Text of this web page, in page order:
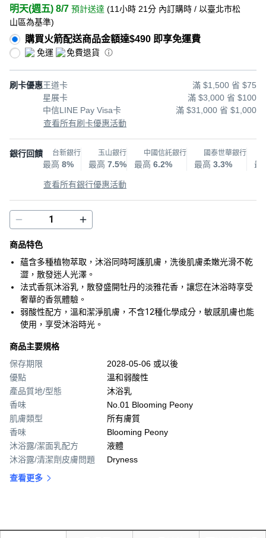
明天(週五) 8/7 預計送達 (11小時 21分 內訂購時 / 以臺北市松
山區為基準)
購買火箭配送商品金額達$490 即享免運費
免運 免費退貨
刷卡優惠王道卡
滿 $1,500 省 $75
星展卡
滿 $3,000 省 $100
中信LINE Pay Visa卡
滿 $31,000 省 $1,000
查看所有刷卡優惠活動
銀行回饋 台新銀行
最高 8%
玉山銀行
最高 7.5%
中國信託銀行
最高 6.2%
國泰世華銀行
最高 3.3% 最
查看所有銀行優惠活動
商品特色
蘊含多種植物萃取，沐浴同時呵護肌膚，洗後肌膚柔嫩光滑不乾
澀，散發迷人光澤。
法式香氛沐浴乳，散發盛開牡丹的淡雅花香，讓您在沐浴時享受
奢華的香氛體驗。
弱酸性配方，溫和潔淨肌膚，不含12種化學成分，敏感肌膚也能
使用，享受沐浴時光。
商品主要規格
保存期限
2028-05-06 或以後
優點
溫和弱酸性
產品質地/型態
沐浴乳
香味
No.01 Blooming Peony
肌膚類型
所有膚質
香味
Blooming Peony
沐浴露/潔面乳配方
液體
沐浴露/清潔劑皮膚問題
Dryness
查看更多